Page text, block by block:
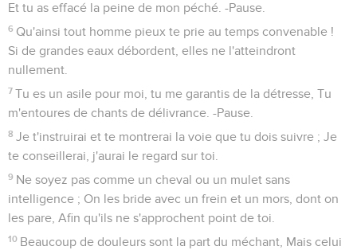
Et tu as effacé la peine de mon péché. -Pause.
6 Qu'ainsi tout homme pieux te prie au temps convenable !
Si de grandes eaux débordent, elles ne l'atteindront
nullement.
7 Tu es un asile pour moi, tu me garantis de la détresse, Tu
m'entoures de chants de délivrance. -Pause.
8 Je t'instruirai et te montrerai la voie que tu dois suivre ; Je
te conseillerai, j'aurai le regard sur toi.
9 Ne soyez pas comme un cheval ou un mulet sans
intelligence ; On les bride avec un frein et un mors, dont on
les pare, Afin qu'ils ne s'approchent point de toi.
10 Beaucoup de douleurs sont la part du méchant, Mais celui